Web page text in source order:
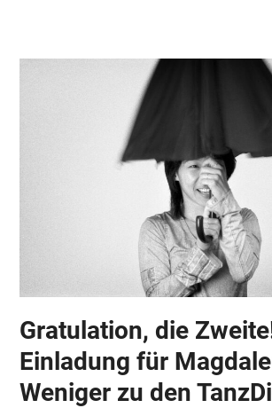
Gratulation, die
Einladung für
Weniger zu den